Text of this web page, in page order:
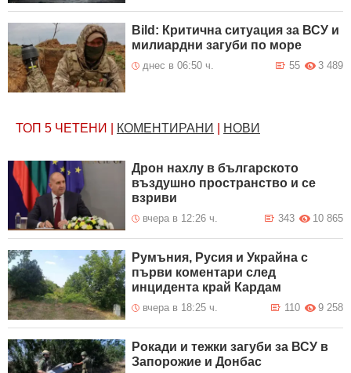
Bild: Критична ситуация за ВСУ и
милиардни загуби по море
днес в 06:50 ч. 3 489
55
ТОП 5 ЧЕТЕНИ КОМЕНТИРАНИ НОВИ
Дрон нахлу в българското
въздушно пространство и се
взриви
вчера в 12:26 ч. 10 865
343
Румъния, Русия и Украйна с
първи коментари след
инцидента край Кардам
вчера в 18:25 ч. 9 258
110
Рокади и тежки загуби за ВСУ в
Запорожие и Донбас